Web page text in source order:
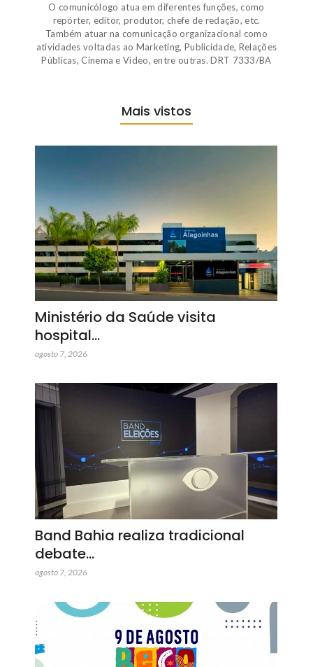
O comunicólogo atua em diferentes funções, como
repórter, editor, produtor, chefe de redação, etc.
Também atuar na comunicação organizacional como
atividades voltadas ao Marketing, Publicidade, Relações
Públicas, Cinema e Vídeo, entre outras. DRT 7333/BA
Mais vistos
Ministério da Saúde visita
hospital…
agosto 7, 2026
Band Bahia realiza tradicional
debate…
agosto 7, 2026